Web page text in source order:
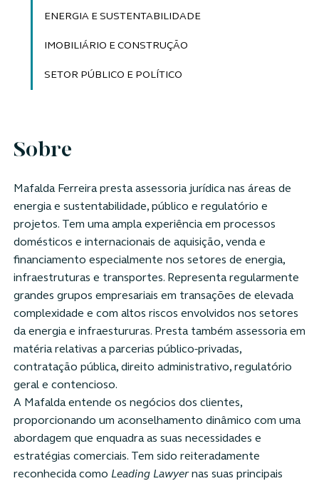
ENERGIA E SUSTENTABILIDADE
IMOBILIÁRIO E CONSTRUÇÃO
SETOR PÚBLICO E POLÍTICO
Sobre
Mafalda Ferreira presta assessoria jurídica nas áreas de
energia e sustentabilidade, público e regulatório e
projetos. Tem uma ampla experiência em processos
domésticos e internacionais de aquisição, venda e
financiamento especialmente nos setores de energia,
infraestruturas e transportes. Representa regularmente
grandes grupos empresariais em transações de elevada
complexidade e com altos riscos envolvidos nos setores
da energia e infraestururas. Presta também assessoria em
matéria relativas a parcerias público-privadas,
contratação pública, direito administrativo, regulatório
geral e contencioso.
A Mafalda entende os negócios dos clientes,
proporcionando um aconselhamento dinâmico com uma
abordagem que enquadra as suas necessidades e
estratégias comerciais. Tem sido reiteradamente
reconhecida como Leading Lawyernas suas principais